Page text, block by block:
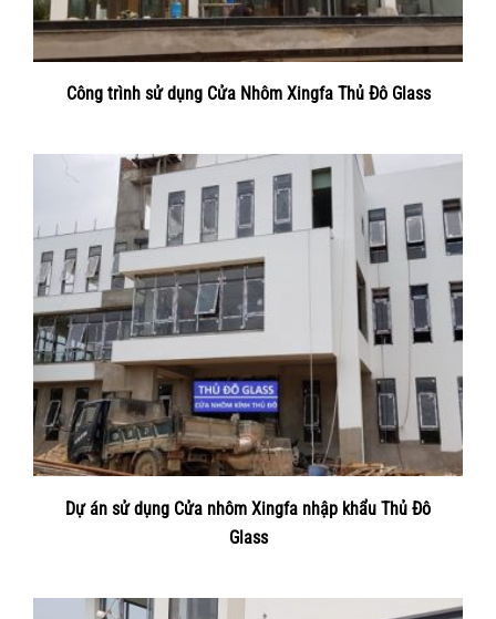
Công trình sử dụng Cửa Nhôm Xingfa Thủ Đô Glass
Dự án sử dụng Cửa nhôm Xingfa nhập khẩu Thủ Đô
Glass